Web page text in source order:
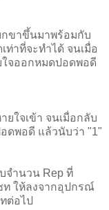
กขาขึ้นมาพร้อมกับ
ท่าที่จะทำได้ จนเมื่อ
ใจออกหมดปอดพอดี
ยใจเข้า จนเมื่อกลับ
ดพอดี แล้วนับว่า "1"
จำนวน Rep ที่
ท ให้ลงจากอุปกรณ์
ต่อไป